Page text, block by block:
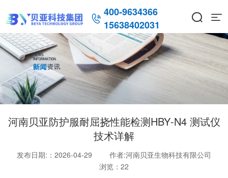
 400-9634366
15638402031
 
河南贝亚防护服耐屈挠性能检测HBY‑N4 测试仪
技术详解
发布日期:：2026-04-29
作者:河南贝亚生物科技有限公司
浏览： 22